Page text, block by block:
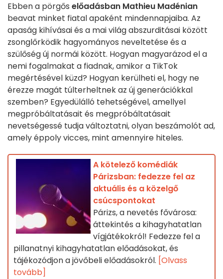
Ebben a pörgős előadásban Mathieu Madénian
beavat minket fiatal apaként mindennapjaiba. Az
apaság kihívásai és a mai világ abszurditásai között
zsonglőrködik hagyományos neveltetése és a
szülőség új normái között. Hogyan magyarázod el a
nemi fogalmakat a fiadnak, amikor a TikTok
megértésével küzd? Hogyan kerülheti el, hogy ne
érezze magát túlterheltnek az új generációkkal
szemben? Egyedülálló tehetségével, amellyel
megpróbáltatásait és megpróbáltatásait
nevetségessé tudja változtatni, olyan beszámolót ad,
amely éppoly vicces, mint amennyire hiteles.
A kötelező komédiák
Párizsban: fedezze fel az
aktuális és a közelgő
csúcspontokat
Párizs, a nevetés fővárosa:
áttekintés a kihagyhatatlan
vígjátékokról! Fedezze fel a
pillanatnyi kihagyhatatlan előadásokat, és
tájékozódjon a jövőbeli előadásokról. [Olvass
tovább]